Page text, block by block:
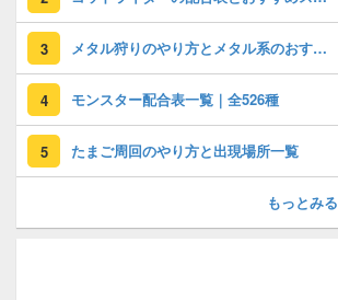
3 メタル狩りのやり方とメタル系のおすすめ周回場所
4 モンスター配合表一覧｜全526種
5 たまご周回のやり方と出現場所一覧
もっとみる